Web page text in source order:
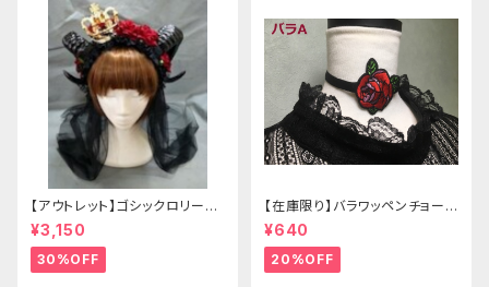
【アウトレット】ゴシックロリータ
ゴールドクラウン＆ホーン(ヴェ
ール付き)
¥3,150
30%OFF
【在庫限り】バラワッペンチョーカ
ー
¥640
20%OFF